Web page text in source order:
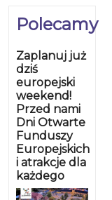
Polecamy
Zaplanuj już
dziś
europejski
weekend!
Przed nami
Dni Otwarte
Funduszy
Europejskich
i atrakcje dla
każdego